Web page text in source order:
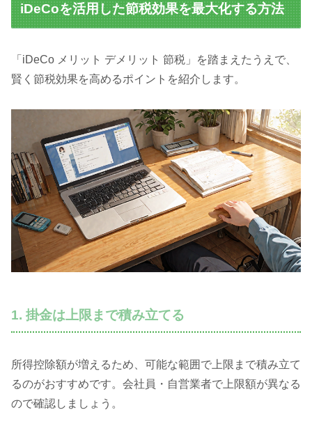
iDeCoを活用した節税効果を最大化する方法
「iDeCo メリット デメリット 節税」を踏まえたうえで、
賢く節税効果を高めるポイントを紹介します。
1. 掛金は上限まで積み立てる
所得控除額が増えるため、可能な範囲で上限まで積み立て
るのがおすすめです。会社員・自営業者で上限額が異なる
ので確認しましょう。